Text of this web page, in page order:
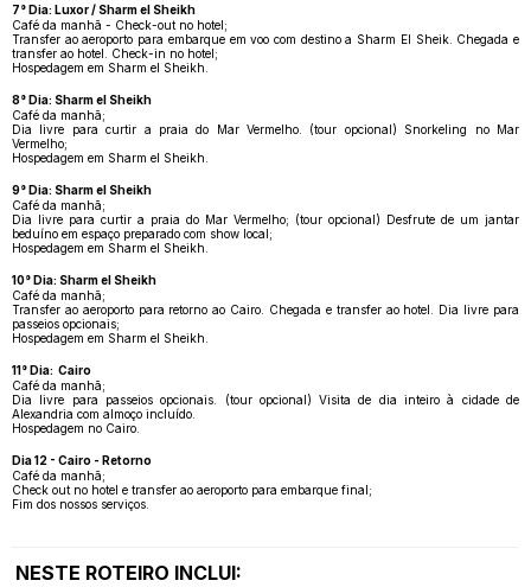
NESTE ROTEIRO INCLUI:
7° Dia: Luxor / Sharm el Sheikh
Café da manhã - Check-out no hotel;
Transfer ao aeroporto para embarque em voo com destino a Sharm El Sheik. Chegada e
transfer ao hotel. Check-in no hotel;
Hospedagem em Sharm el Sheikh.
8° Dia: Sharm el Sheikh
Café da manhã;
Dia livre para curtir a praia do Mar Vermelho. (tour opcional) Snorkeling no Mar
Vermelho;
Hospedagem em Sharm el Sheikh.
9° Dia: Sharm el Sheikh
Café da manhã;
Dia livre para curtir a praia do Mar Vermelho; (tour opcional) Desfrute de um jantar
beduíno em espaço preparado com show local;
Hospedagem em Sharm el Sheikh.
10° Dia: Sharm el Sheikh
Café da manhã;
Transfer ao aeroporto para retorno ao Cairo. Chegada e transfer ao hotel. Dia livre para
passeios opcionais;
Hospedagem em Sharm el Sheikh.
11° Dia: Cairo
Café da manhã;
Dia livre para passeios opcionais. (tour opcional) Visita de dia inteiro à cidade de
Alexandria com almoço incluído.
Hospedagem no Cairo.
Dia 12 - Cairo - Retorno
Café da manhã;
Check out no hotel e transfer ao aeroporto para embarque final;
Fim dos nossos serviços.